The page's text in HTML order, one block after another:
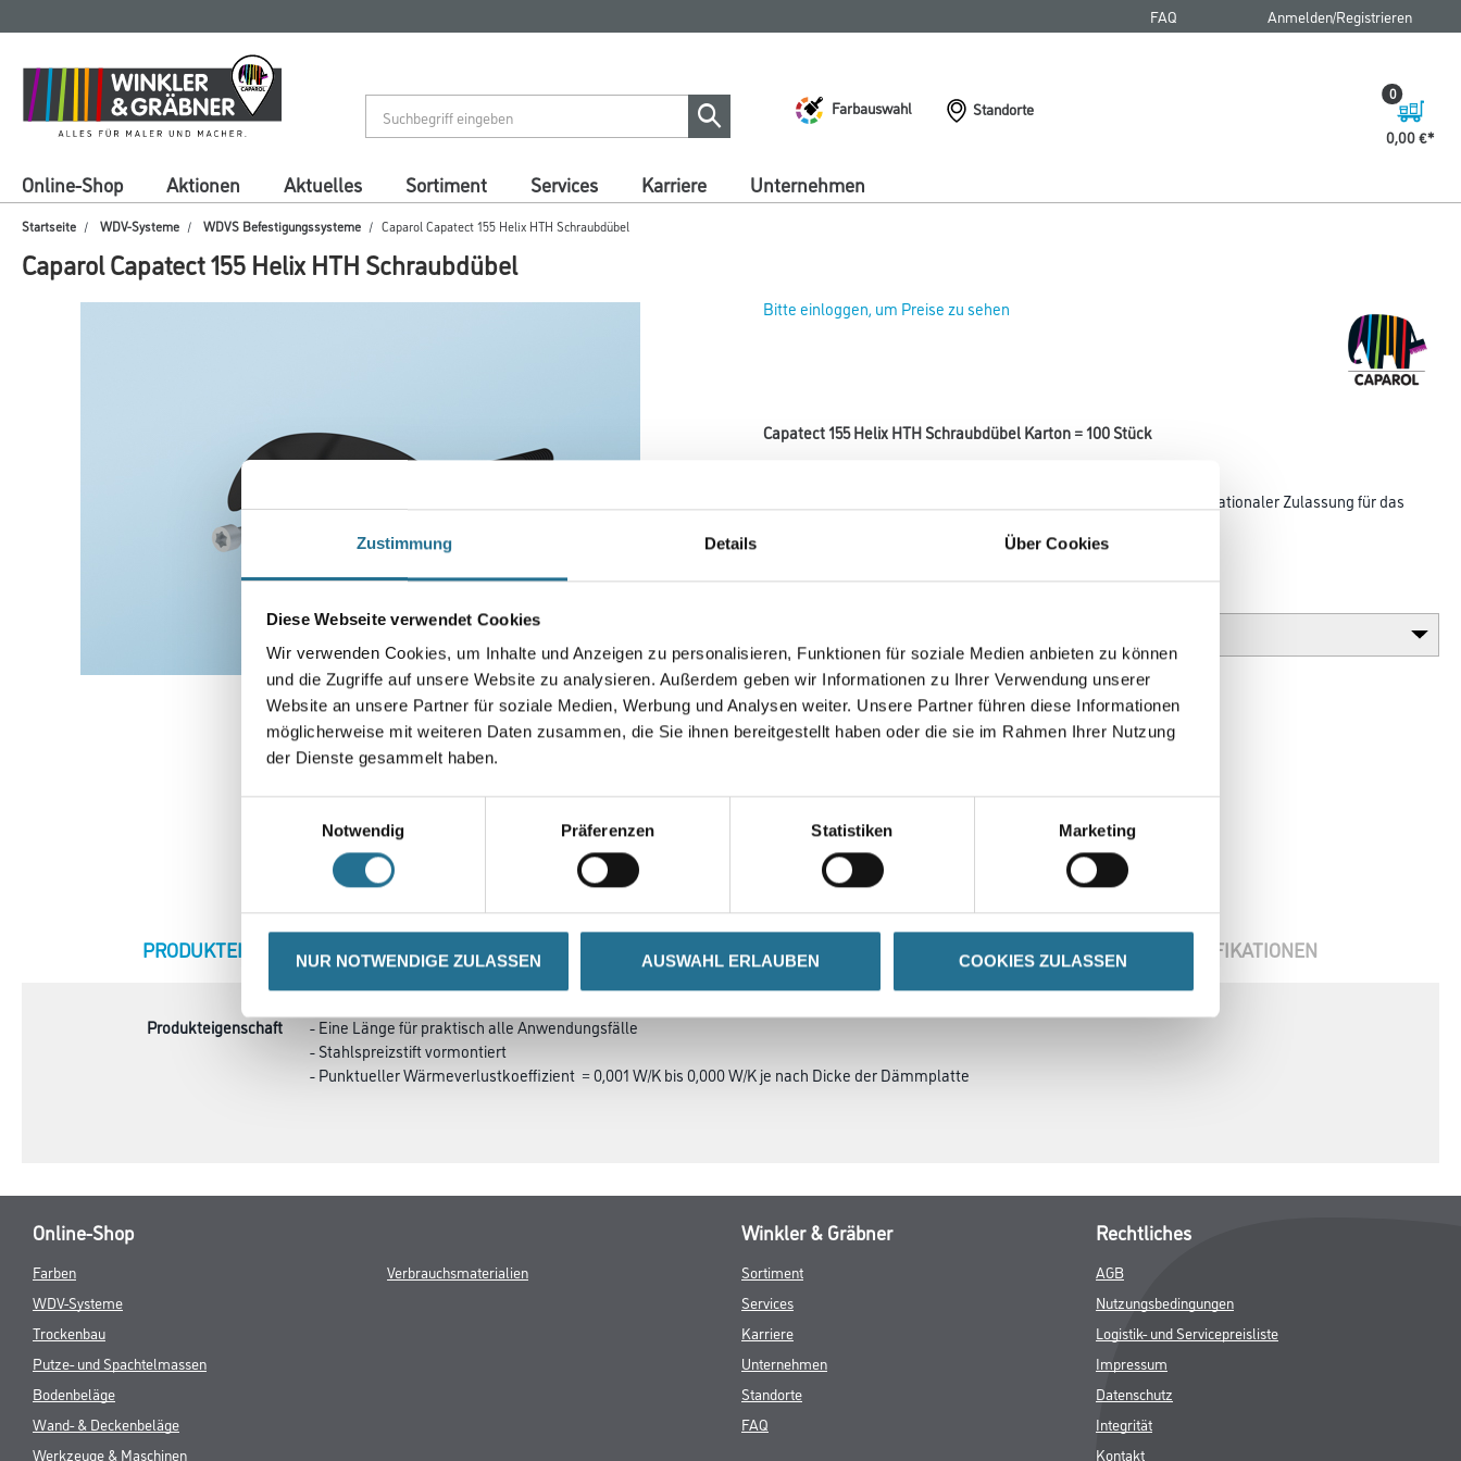
Zustimmung Details Über Cookies
Diese Webseite verwendet Cookies
Wir verwenden Cookies, um Inhalte und Anzeigen zu personalisieren, Funktionen für soziale Medien anbieten zu können
und die Zugriffe auf unsere Website zu analysieren. Außerdem geben wir Informationen zu Ihrer Verwendung unserer
Website an unsere Partner für soziale Medien, Werbung und Analysen weiter. Unsere Partner führen diese Informationen
möglicherweise mit weiteren Daten zusammen, die Sie ihnen bereitgestellt haben oder die sie im Rahmen Ihrer Nutzung
der Dienste gesammelt haben.
Notwendig
Präferenzen Statistiken Marketing
NUR NOTWENDIGE ZULASSEN AUSWAHL ERLAUBEN COOKIES ZULASSEN
springen
springen
FAQ Anmelden/Registrieren
Farbauswahl
Standorte
0,00 €
0
Online-Shop Aktionen Aktuelles Sortiment Services Karriere Unternehmen
Startseite WDV-Systeme WDVS Befestigungssysteme Caparol Capatect 155 Helix HTH Schraubdübel
Caparol Capatect 155 Helix HTH Schraubdübel
Bitte einloggen, um Preise zu sehen
Capatect 155 Helix HTH Schraubdübel Karton = 100 Stück
Spezial Schraubdübel in der Länge 155 mm mit europäischer und nationaler Zulassung für das
Umrechnungsfaktoren
CURRENT
PRODUKTEIGENSCHAFTEN ZUSATZINFOS GEFAHRENHINWEISE DATENBLÄTTER SPEZIFIKATIONEN
Produkteigenschaft
- Eine Länge für praktisch alle Anwendungsfälle
- Stahlspreizstift vormontiert
- Punktueller Wärmeverlustkoeffizient = 0,001 W/K bis 0,000 W/K je nach Dicke der Dämmplatte
Online-Shop
Farben
WDV-Systeme
Trockenbau
Putze- und Spachtelmassen
Bodenbeläge
Wand- & Deckenbeläge
Werkzeuge & Maschinen
Verbrauchsmaterialien
Winkler & Gräbner
Sortiment
Services
Karriere
Unternehmen
Standorte
FAQ
Rechtliches
AGB
Nutzungsbedingungen
Logistik- und Servicepreisliste
Impressum
Datenschutz
Integrität
Kontakt